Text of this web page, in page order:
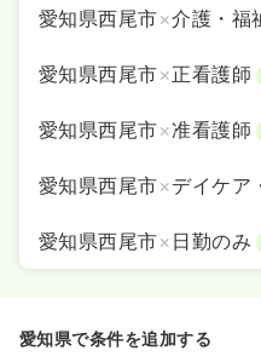
愛知県西尾市×介護・福
愛知県西尾市×正看護師
愛知県西尾市×准看護師
愛知県西尾市×デイケア
愛知県西尾市× 日勤のみ
愛知県で条件を追加する